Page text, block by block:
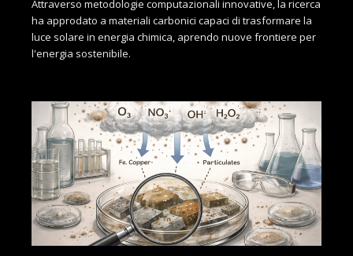
Attraverso metodologie computazionali innovative, la ricerca
ha approdato a materiali carbonici capaci di trasformare la
luce solare in energia chimica, aprendo nuove frontiere per
l'energia sostenibile.